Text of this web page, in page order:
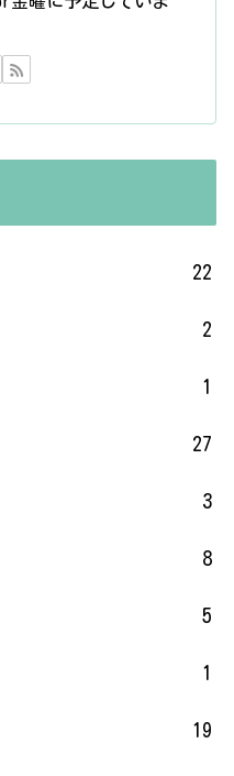
22
2
1
27
3
8
5
1
19